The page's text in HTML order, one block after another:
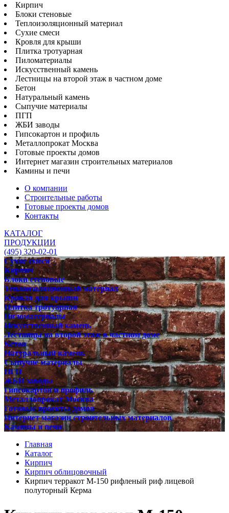
Кирпич
Блоки стеновые
Теплоизоляционный материал
Сухие смеси
Кровля для крыши
Плитка тротуарная
Пиломатериалы
Искусственный камень
Лестницы на второй этаж в частном доме
Бетон
Натуральный камень
Сыпучие материалы
ПГП
ЖБИ заводы
Гипсокартон и профиль
Металлопрокат Москва
Готовые проекты домов
Интернет магазин строительных материалов
Камины и печи
О компании
Строительные работы
Готовые проекты домов
Контакты
КАТАЛОГ
ПРОДУКЦИИ
(495) 320-02-01
Сухие смеси
Кирпич
Блоки стеновые
Теплоизоляционный материал
Кровля для крыши
Плитка тротуарная
Пиломатериалы
Искусственный камень
Лестницы на второй этаж в частном доме
Бетон
Натуральный камень
Сыпучие материалы
ПГП
ЖБИ заводы
Гипсокартон и профиль
Металлопрокат Москва
Готовые проекты домов
Интернет магазин строительных материалов
Камины и печи
Главная
Каталог
Кирпич
Кирпич облицовочный
Кирпич терракот М-150 рифленый риф лицевой
полуторный Керма